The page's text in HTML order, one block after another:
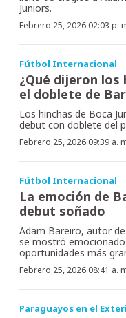
Juniors.
Febrero 25, 2026 02:03 p.
Fútbol Internacional
¿Qué dijeron los
el doblete de
Los hinchas de Boca
debut con doblete del
Febrero 25, 2026 09:39 a.
Fútbol Internacional
La emoción de
debut soñado
Adam Bareiro, autor
se mostró
oportunidades más
Febrero 25, 2026 08:41 a.
Paraguayos en el